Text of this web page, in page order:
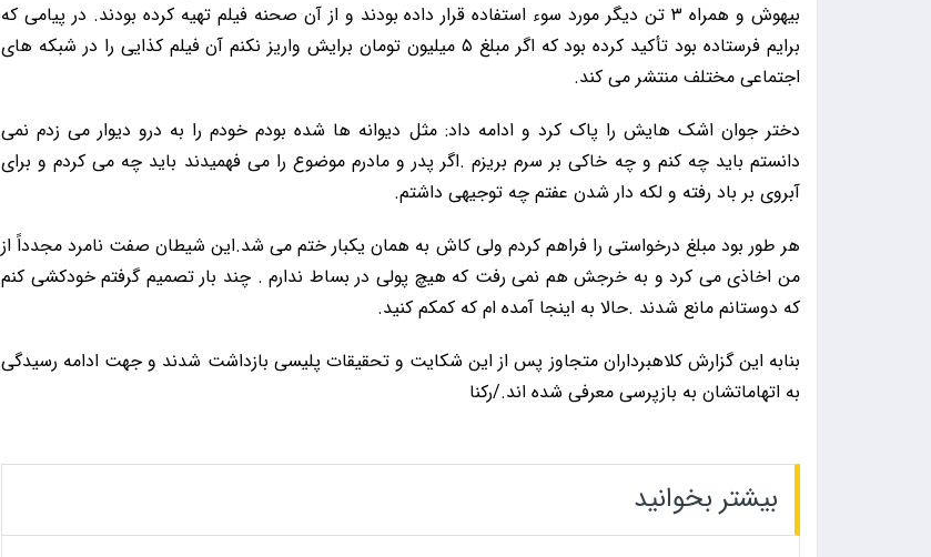
بیهوش و همراه ۳ تن دیگر مورد سوء استفاده قرار داده بودند و از آن صحنه فیلم تهیه کرده بودند. در پیامی که
برایم فرستاده بود تأکید کرده بود که اگر مبلغ ۵ میلیون تومان برایش واریز نکنم آن فیلم کذایی را در شبکه های
اجتماعی مختلف منتشر می کند.
دختر جوان اشک هایش را پاک کرد و ادامه داد: مثل دیوانه ها شده بودم خودم را به درو دیوار می زدم نمی
دانستم باید چه کنم و چه خاکی بر سرم بریزم .اگر پدر و مادرم موضوع را می فهمیدند باید چه می کردم و برای
آبروی بر باد رفته و لکه دار شدن عفتم چه توجیهی داشتم.
هر طور بود مبلغ درخواستی را فراهم کردم ولی کاش به همان یکبار ختم می شد.این شیطان صفت نامرد مجدداً از
من اخاذی می کرد و به خرجش هم نمی رفت که هیچ پولی در بساط ندارم . چند بار تصمیم گرفتم خودکشی کنم
که دوستانم مانع شدند .حالا به اینجا آمده ام که کمکم کنید.
بنابه این گزارش کلاهبرداران متجاوز پس از این شکایت و تحقیقات پلیسی بازداشت شدند و جهت ادامه رسیدگی
به اتهاماتشان به بازپرسی معرفی شده اند./رکنا
بیشتر بخوانید